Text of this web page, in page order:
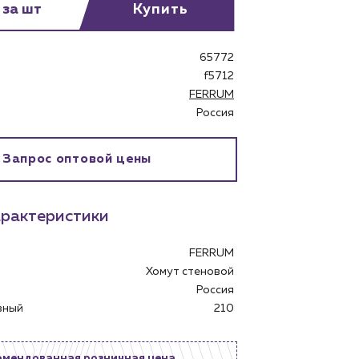
за шт Купить
65772
f5712
FERRUM
Россия
Запрос оптовой цены
FERRUM
Хомут стеновой
Россия
210